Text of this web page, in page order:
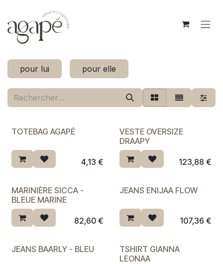
pour lui pour elle
TOTEBAG AGAPÉ
4,13 €
VESTE OVERSIZE
DRAAPY
123,88 €
Dernière chance ♡
MARINIÈRE SICCA -
BLEUE MARINE
82,60€
JEANS ENIJAA FLOW
107,36 €
JEANS BAARLY - BLEU
TSHIRT GIANNA
LEONAA